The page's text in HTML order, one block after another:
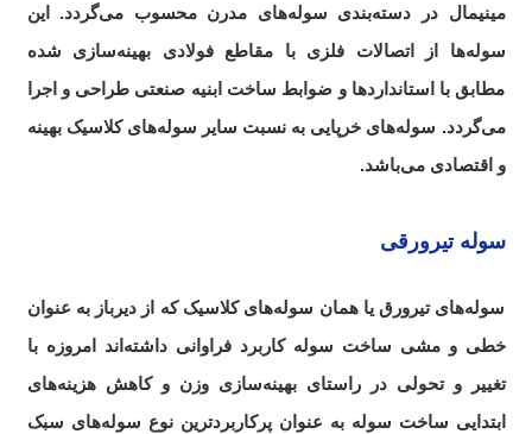
مینیمال در دسته‌بندی سوله‌های مدرن محسوب می‌گردد. این
سوله‌ها از اتصالات فلزی با مقاطع فولادی بهینه‌سازی شده
مطابق با استانداردها و ضوابط ساخت ابنیه صنعتی طراحی و اجرا
می‌گردد. سوله‌های خرپایی به نسبت سایر سوله‌های کلاسیک بهینه
و اقتصادی می‌باشد.
سوله تیرورقی
سوله‌های تیرورق یا همان سوله‌های کلاسیک که از دیرباز به عنوان
خطی و مشی ساخت سوله کاربرد فراوانی داشته‌‌‌‌اند امروزه با
تغییر و تحولی در راستای بهینه‌سازی وزن و کاهش هزینه‌های
ابتدایی ساخت سوله به عنوان پرکاربردترین نوع سوله‌های سبک